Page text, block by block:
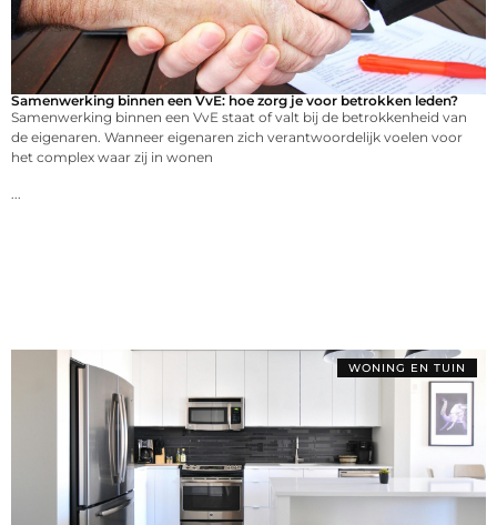
Samenwerking binnen een VvE: hoe zorg je voor betrokken leden?
Samenwerking binnen een VvE staat of valt bij de betrokkenheid van
de eigenaren. Wanneer eigenaren zich verantwoordelijk voelen voor
het complex waar zij in wonen
WONING EN TUIN